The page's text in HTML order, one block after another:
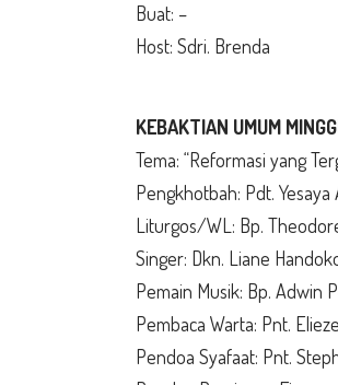
Buat: –
Host: Sdri. Brenda
KEBAKTIAN UMUM
Tema: “Reformasi yang
Pengkhotbah: Pdt. Yesaya
Liturgos/WL: Bp.
Singer: Dkn. Liane
Pemain Musik: Bp.
Pembaca Warta: Pnt.
Pendoa Syafaat: Pnt.